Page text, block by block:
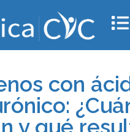
con
y qué